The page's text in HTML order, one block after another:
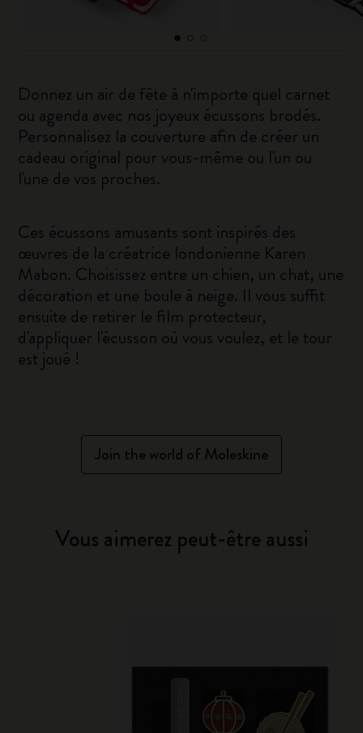
Donnez un air de fête à n'importe quel carnet
ou agenda avec nos joyeux écussons brodés.
Personnalisez la couverture afin de créer un
cadeau original pour vous-même ou l'un ou
l'une de vos proches.
Ces écussons amusants sont inspirés des
œuvres de la créatrice londonienne Karen
Mabon. Choisissez entre un chien, un chat, une
décoration et une boule à neige. Il vous suffit
ensuite de retirer le film protecteur,
d'appliquer l'écusson où vous voulez, et le tour
est joué !
Join the world of Moleskine
Vous aimerez peut-être aussi